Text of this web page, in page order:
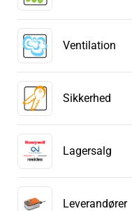
Ventilation
Sikkerhed
Lagersalg
Leverandører